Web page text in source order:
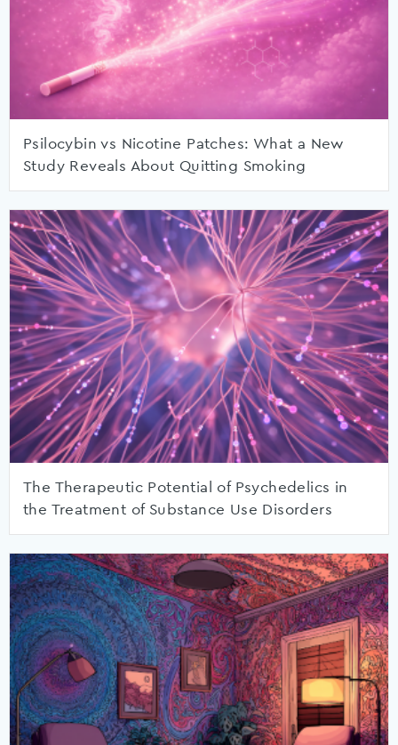
Psilocybin vs Nicotine Patches: What a New
Study Reveals About Quitting Smoking
The Therapeutic Potential of Psychedelics in
the Treatment of Substance Use Disorders